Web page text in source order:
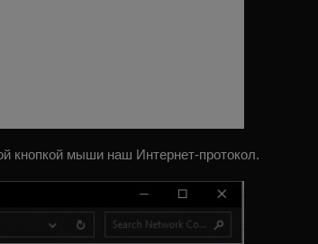
кнопкой мыши наш Интернет-протокол.